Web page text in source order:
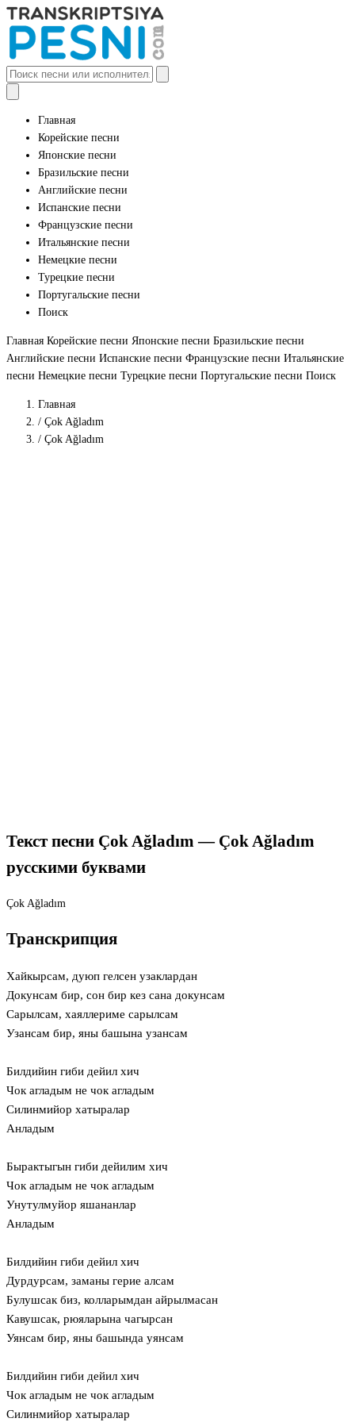
Главная
Корейские песни
Японские песни
Бразильские песни
Английские песни
Испанские песни
Французские песни
Итальянские песни
Немецкие песни
Турецкие песни
Португальские песни
Поиск
Главная Корейские песни Японские песни Бразильские песни
Английские песни Испанские песни Французские песни Итальянские
песни Немецкие песни Турецкие песни Португальские песни Поиск
Главная
/ Çok Ağladım
/ Çok Ağladım
Текст песни Çok Ağladım — Çok Ağladım
русскими буквами
Çok Ağladım
Транскрипция
Хайкырсам, дуюп гелсен узаклардан
Докунсам бир, сон бир кез сана докунсам
Сарылсам, хаяллериме сарылсам
Узансам бир, яны башына узансам
Билдийин гиби дейил хич
Чок агладым не чок агладым
Силинмийор хатыралар
Анладым
Бырактыгын гиби дейилим хич
Чок агладым не чок агладым
Унутулмуйор яшананлар
Анладым
Билдийин гиби дейил хич
Дурдурсам, заманы герие алсам
Булушсак биз, колларымдан айрылмасан
Кавушсак, рюяларына чагырсан
Уянсам бир, яны башында уянсам
Билдийин гиби дейил хич
Чок агладым не чок агладым
Силинмийор хатыралар